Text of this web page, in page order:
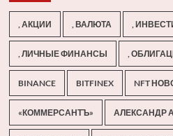
, АКЦИИ , ВАЛЮТА ,
, ЛИЧНЫЕ ФИНАНСЫ ,
BINANCE BITFINEX NFT
«КОММЕРСАНТЪ» АЛЕКСАНДР